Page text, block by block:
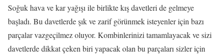
Soğuk hava ve kar yağışı ile birlikte kış davetleri de gelmeye
başladı. Bu davetlerde şık ve zarif görünmek isteyenler için bazı
parçalar vazgeçilmez oluyor. Kombinlerinizi tamamlayacak ve sizi
davetlerde dikkat çeken biri yapacak olan bu parçaları sizler için